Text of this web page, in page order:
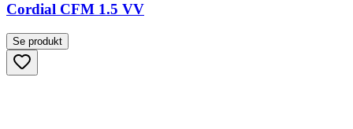
Cordial CFM 1.5 VV
Se produkt